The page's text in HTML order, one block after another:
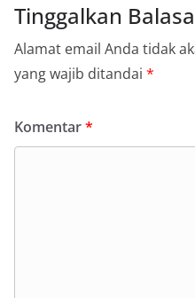
Tinggalkan
Alamat email Anda tidak
yang wajib ditandai *
Komentar*